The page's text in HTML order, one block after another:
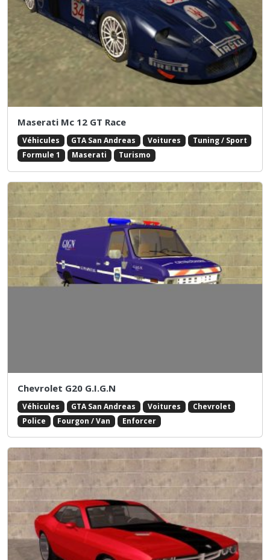
Maserati Mc 12 GT Race
Véhicules GTA San Andreas Voitures
Tuning / Sport
Formule 1
Maserati Turismo
Chevrolet G20 G.I.G.N
Véhicules GTA San Andreas Voitures
Chevrolet
Police
Fourgon / Van Enforcer